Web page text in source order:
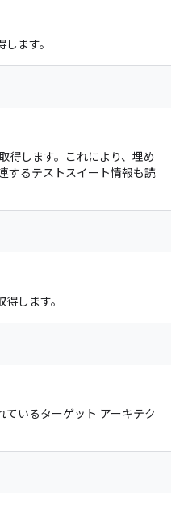
ます。
得します。これにより、埋め
するテストスイート情報も読
します。
いるターゲット アーキテク